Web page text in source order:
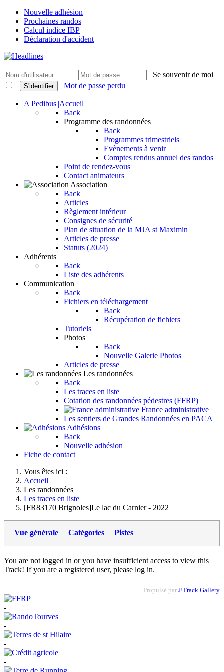
Nouvelle adhésion
Prochaines randos
Calcul indice IBP
Déclaration d'accident
Se souvenir de moi
S'identifier Mot de passe perdu
A Pedibus||Accueil
Back
Programme des randonnées
Back
Programmes trimestriels
Evènements à venir
Comptes rendus annuel des randos
Point de rendez-vous
Contact animateurs
Association
Back
Articles
Règlement intérieur
Consignes de sécurité
Plan de situation de la MJA st Maximin
Articles de presse
Statuts (2024)
Adhérents
Back
Liste des adhérents
Communication
Back
Fichiers en téléchargement
Back
Récupération de fichiers
Tutoriels
Photos
Back
Nouvelle Galerie Photos
Articles de presse
Les randonnées
Back
Les traces en liste
Cotation des randonnées pédestres (FFRP)
France administrative
Les sentiers de Grandes Randonnées en PACA
Adhésions
Back
Nouvelle adhésion
Fiche de contact
Vous êtes ici :
Accueil
Les randonnées
Les traces en liste
[FR83170 Brignoles]Le lac du Carnier - 2022
Vue générale Catégories Pistes
You are not logged in or you have insufficient access to view this
Track! If you are a registered user, please log in.
Propulsé par J!Track Gallery
-
-
-
-